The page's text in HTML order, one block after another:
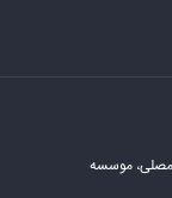
مصلی، موسسه